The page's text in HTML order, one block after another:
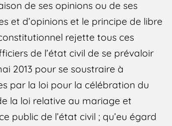
de ses opinions ou de ses
et d’opinions et le principe de libre
rejette tous ces
de l’état civil de se prévaloir
2013 pour se soustraire à
par la loi pour la célébration du
la loi relative au mariage et
public de l’état civil ; qu’eu égard